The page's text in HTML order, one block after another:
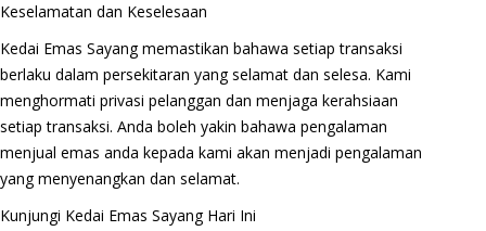
Keselamatan dan Keselesaan
Kedai Emas Sayang memastikan bahawa setiap transaksi
berlaku dalam persekitaran yang selamat dan selesa. Kami
menghormati privasi pelanggan dan menjaga kerahsiaan
setiap transaksi. Anda boleh yakin bahawa pengalaman
menjual emas anda kepada kami akan menjadi pengalaman
yang menyenangkan dan selamat.
Kunjungi Kedai Emas Sayang Hari Ini